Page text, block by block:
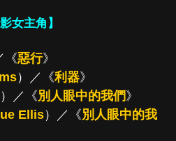
女主角】
《惡行》
）／《利器》
）／《別人眼中的我們 》
Ellis）／《別人眼中的我